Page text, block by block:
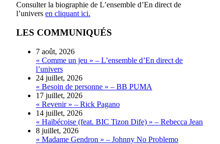
Consulter la biographie de L’ensemble d’En direct de
l’univers en cliquant ici.
LES COMMUNIQUÉS
7 août, 2026
« Comme un jeu » – L’ensemble d’En direct de
l’univers
24 juillet, 2026
« Besoin de personne » – BB PUMA
17 juillet, 2026
« Revenir » – Rick Pagano
14 juillet, 2026
« Haïbécoise (feat. BIC Tizon Dife) » – Rebecca Jean
8 juillet, 2026
« Madame Gendron » – Johnny No Problemo